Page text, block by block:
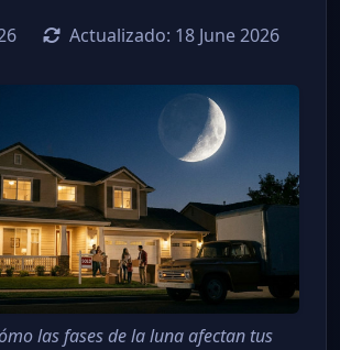
Actualizado: 18 June 2026
las fases de la luna afectan tus